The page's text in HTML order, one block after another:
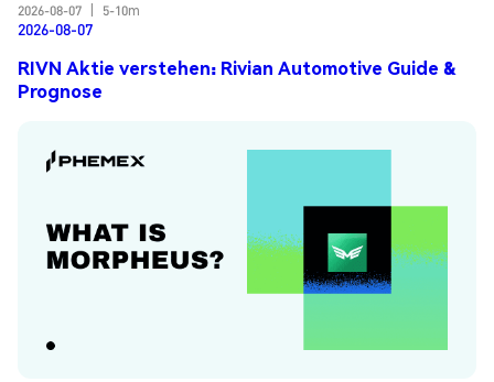
2026-08-07
5-10m
2026-08-07
RIVN Aktie verstehen: Rivian Automotive Guide &
Prognose